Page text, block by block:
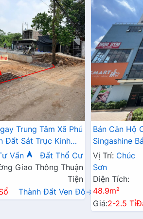
Trung Tâm Xã Phú
Đất Sát Trục Kinh
Nghĩa
Vấn
Đất Thổ Cư
Giao Thông Thuận
Tiện
Thành Đất Ven Đô→
Bán Căn Hộ
Singashine
Hợp Cho Hộ
Vị Trí: Chúc
Sơn
Diện Tích:
48.9m²
Giá:2-2.5 Tỉ